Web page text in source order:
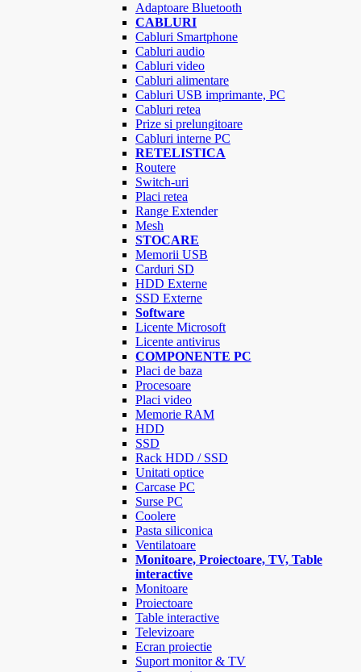
Adaptoare Bluetooth
CABLURI
Cabluri Smartphone
Cabluri audio
Cabluri video
Cabluri alimentare
Cabluri USB imprimante, PC
Cabluri retea
Prize si prelungitoare
Cabluri interne PC
RETELISTICA
Routere
Switch-uri
Placi retea
Range Extender
Mesh
STOCARE
Memorii USB
Carduri SD
HDD Externe
SSD Externe
Software
Licente Microsoft
Licente antivirus
COMPONENTE PC
Placi de baza
Procesoare
Placi video
Memorie RAM
HDD
SSD
Rack HDD / SSD
Unitati optice
Carcase PC
Surse PC
Coolere
Pasta siliconica
Ventilatoare
Monitoare, Proiectoare, TV, Table
interactive
Monitoare
Proiectoare
Table interactive
Televizoare
Ecran proiectie
Suport monitor & TV